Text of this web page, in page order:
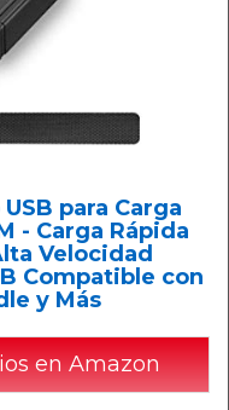
para Carga
- Carga Rápida
Velocidad
Compatible con
y Más
en Amazon